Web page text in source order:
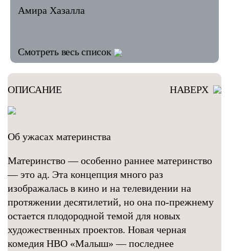
Амира Хазалла
Смотреть весь список
ОПИСАНИЕ НАВЕРХ
Об ужасах материнства
Материнство — особенно раннее материнство
— это ад. Эта концепция много раз
изображалась в кино и на телевидении на
протяжении десятилетий, но она по-прежнему
остается плодородной темой для новых
художественных проектов. Новая черная
комедия HBO «Малыш» — последнее